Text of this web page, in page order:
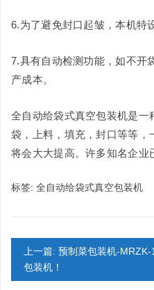
6.为了避免封口起皱，本机特
7.具有自动检测功能，如不开
产成本。
全自动给袋式真空包装机是一
袋，上料，填充，封口等等
将会大大提高。许多知名企业
标签: 全自动给袋式真空包装机
上一篇: 预制菜包装机-
包装机！